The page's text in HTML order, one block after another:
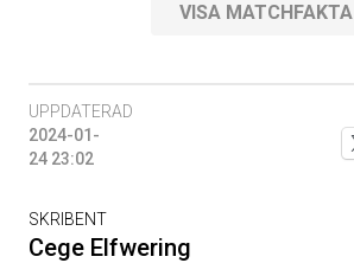
VISA MATCHFAKTA
UPPDATERAD
2024-01-
24 23:02
SKRIBENT
Cege Elfwering